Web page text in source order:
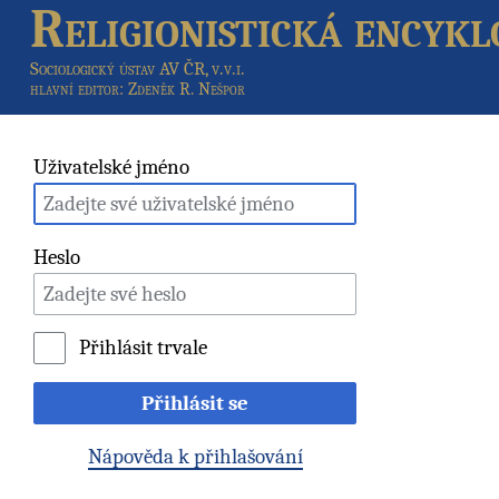
Religionistická
Sociologický ústav AV ČR, v.v.i.
hlavní editor: Zdeněk R. Nešpor
Uživatelské jméno
Heslo
Přihlásit trvale
Přihlásit se
Nápověda k přihlašování